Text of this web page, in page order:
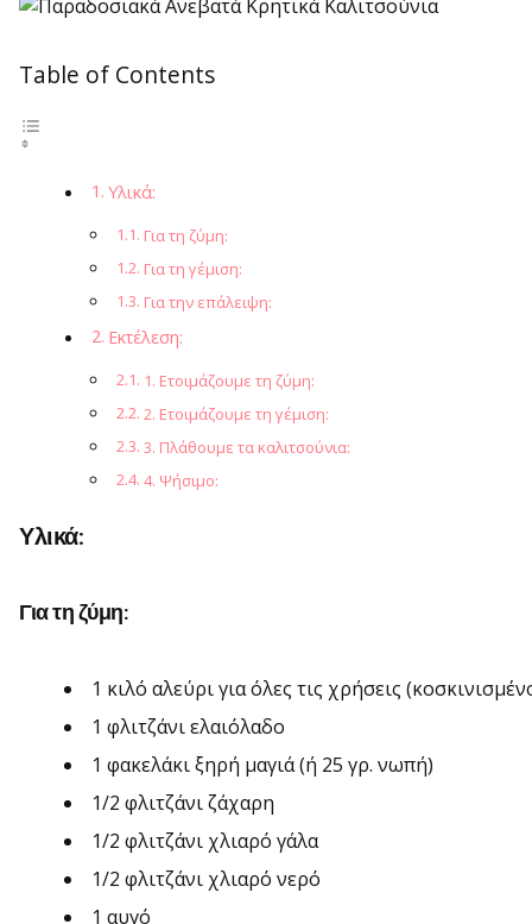
Table of Contents
Υλικά:
Για τη ζύμη:
Για τη γέμιση:
Για την επάλειψη:
Εκτέλεση:
1. Ετοιμάζουμε τη ζύμη:
2. Ετοιμάζουμε τη γέμιση:
3. Πλάθουμε τα καλιτσούνια:
4. Ψήσιμο:
Υλικά:
Για τη ζύμη:
1 κιλό αλεύρι για όλες τις χρήσεις
1 φλιτζάνι ελαιόλαδο
1 φακελάκι ξηρή μαγιά (ή 25 γρ. νωπή)
1/2 φλιτζάνι ζάχαρη
1/2 φλιτζάνι χλιαρό γάλα
1/2 φλιτζάνι χλιαρό νερό
1 αυγό